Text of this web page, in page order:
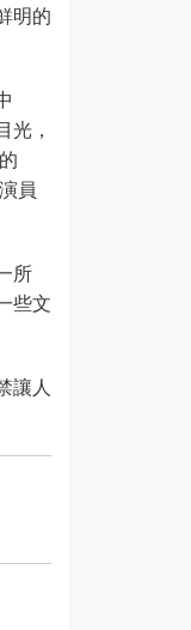
明的
，
員
所
些文
讓人